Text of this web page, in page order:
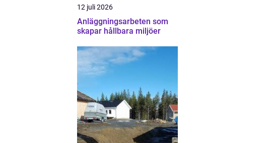
12 juli 2026
Anläggningsarbeten som
skapar hållbara miljöer